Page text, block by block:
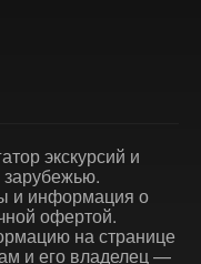
экскурсий и
и информация о
офертой.
на странице
и его владелец —